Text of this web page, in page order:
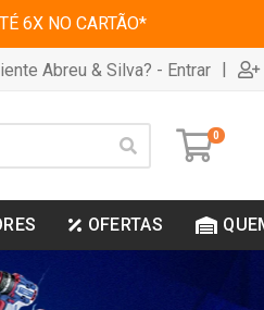
6X NO CARTÃO*
Abreu & Silva? - Entrar |
0
OFERTAS